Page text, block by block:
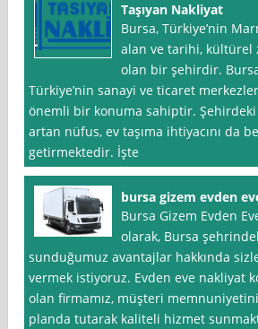
Taşıyan Nakliyat
Bursa, Türkiye’nin
alan ve tarihi,
olan bir şehirdir.
Türkiye’nin sanayi ve ticaret
önemli bir konuma sahiptir. Şehirdeki
artan nüfus, ev taşıma ihtiyacını da
getirmektedir. İşte
bursa gizem evden
Bursa Gizem Evden
olarak, Bursa
sunduğumuz avantajlar hakkında
vermek istiyoruz. Evden eve nakliyat
olan firmamız, müşteri
planda tutarak kaliteli hizmet